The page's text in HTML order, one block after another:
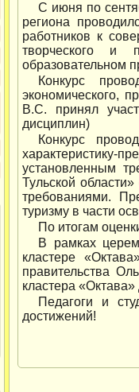
С июня по
региона
работников к
творческого и
образовательном
Конкурс
экономического,
В.С. принял
дисциплин)
Конкурс
характеристику-
установленным
Тульской
требованиями.
туризму в части
По итогам
В рамках
кластере
правительства
кластера
Педагоги и
достижений!